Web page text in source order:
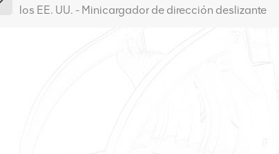
los EE. UU. - Minicargador de dirección deslizante